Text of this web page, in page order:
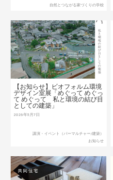
自然とつながる家づくりの学校
【お知らせ】ビオフォルム環境
デザイン室展「めぐって めぐっ
て めぐって 私と環境の結び目
としての建築」
2026年5月7日
講演・イベント（パーマルチャー/建築）
お知らせ